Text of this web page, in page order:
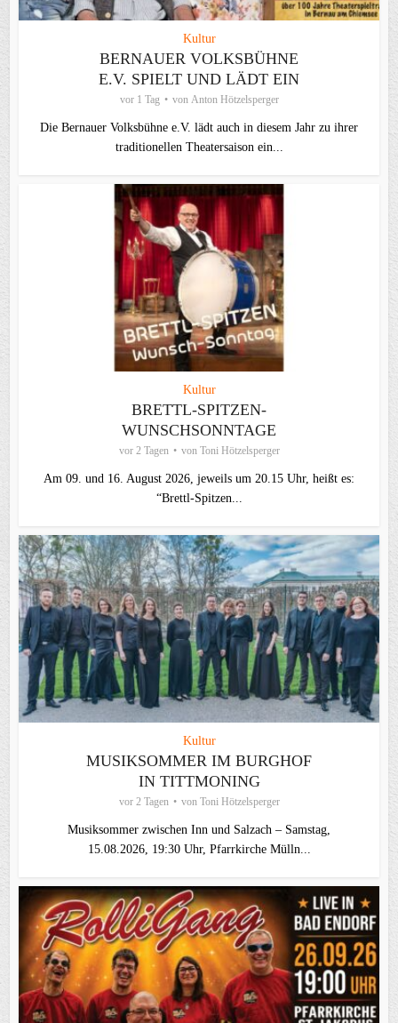
Kultur
BERNAUER VOLKSBÜHNE
E.V. SPIELT UND LÄDT EIN
vor 1 Tag von Anton Hötzelsperger
Die Bernauer Volksbühne e.V. lädt auch in diesem Jahr zu ihrer
traditionellen Theater­saison ein...
Kultur
BRETTL-SPITZEN-
WUNSCHSONNTAGE
vor 2 Tagen von Toni Hötzelsperger
Am 09. und 16. August 2026, jeweils um 20.15 Uhr, heißt es:
“Brettl-Spitzen...
Kultur
MUSIKSOMMER IM BURGHOF
IN TITTMONING
vor 2 Tagen von Toni Hötzelsperger
Musiksommer zwischen Inn und Salzach – Samstag,
15.08.2026, 19:30 Uhr, Pfarrkirche Mülln...